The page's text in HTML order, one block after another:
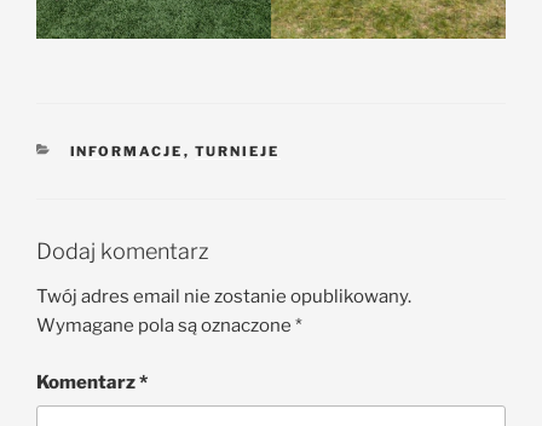
INFORMACJE , TURNIEJE
Dodaj komentarz
Twój adres email nie zostanie opublikowany.
Wymagane pola są oznaczone *
Komentarz*